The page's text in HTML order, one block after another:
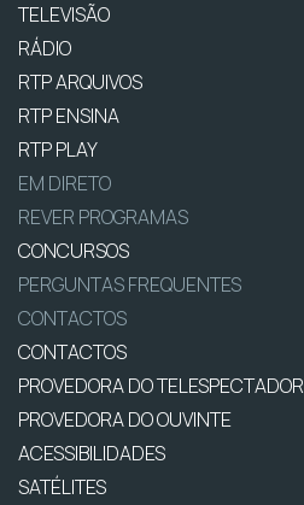
TELEVISÃO
RÁDIO
RTP ARQUIVOS
RTP ENSINA
RTP PLAY
EM DIRETO
REVER PROGRAMAS
CONCURSOS
PERGUNTAS FREQUENTES
CONTACTOS
CONTACTOS
PROVEDORA DO TELESPECTADOR
PROVEDORA DO OUVINTE
ACESSIBILIDADES
SATÉLITES